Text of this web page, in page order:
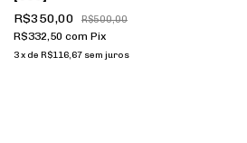
R$350,00
R$500,00
R$332,50 com Pix
3x de R$116,67 sem juros